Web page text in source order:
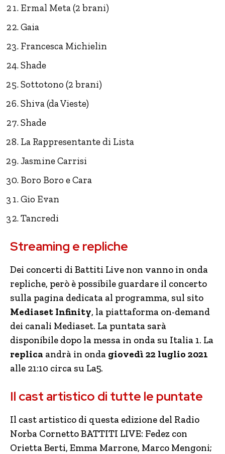
Ermal Meta (2 brani)
Gaia
Francesca Michielin
Shade
Sottotono (2 brani)
Shiva (da Vieste)
Shade
La Rappresentante di Lista
Jasmine Carrisi
Boro Boro e Cara
Gio Evan
Tancredi
Streaming e repliche
Dei concerti di Battiti Live non vanno in onda
repliche, però è possibile guardare il concerto
sulla pagina dedicata al programma, sul sito
Mediaset Infinity, la piattaforma on-demand
dei canali Mediaset. La puntata sarà
disponibile dopo la messa in onda su Italia 1. La
replica andrà in onda giovedì 22 luglio 2021
alle 21:10 circa su La5.
Il cast artistico di tutte le puntate
Il cast artistico di questa edizione del Radio
Norba Cornetto BATTITI LIVE: Fedez con
Orietta Berti, Emma Marrone, Marco Mengoni;